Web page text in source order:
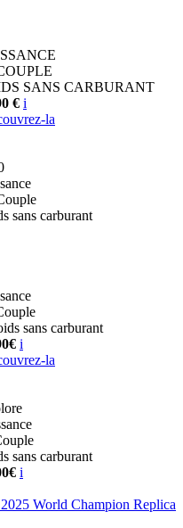
SANS CARBURANT
€ i
la
sans carburant
sans carburant
i
la
sans carburant
i
World Champion Replica